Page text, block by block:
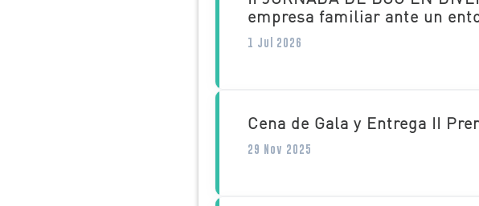
empresa familiar ante un
1 Jul 2026
Cena de Gala y Entrega II
29 Nov 2025